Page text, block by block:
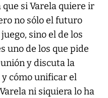
si Varela quiere ir
no sólo el futuro
sino el de los
uno de los que pide
y discuta la
cómo unificar el
ni siquiera lo ha